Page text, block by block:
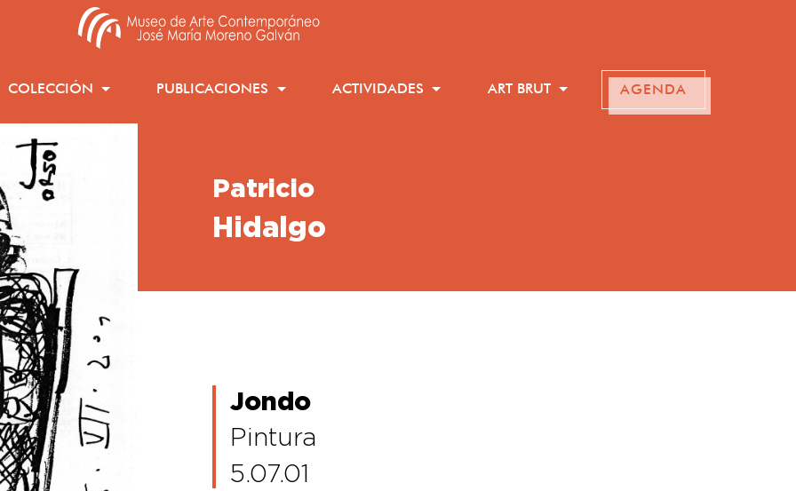
COLECCIÓN PUBLICACIONES ACTIVIDADES ART BRUT AGENDA
Patricio
Hidalgo
Jondo
Pintura
5.07.01